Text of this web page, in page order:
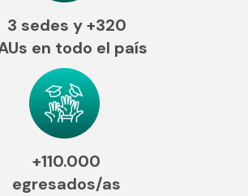
3 sedes y+320
en todo el país
+110.000
egresados/as